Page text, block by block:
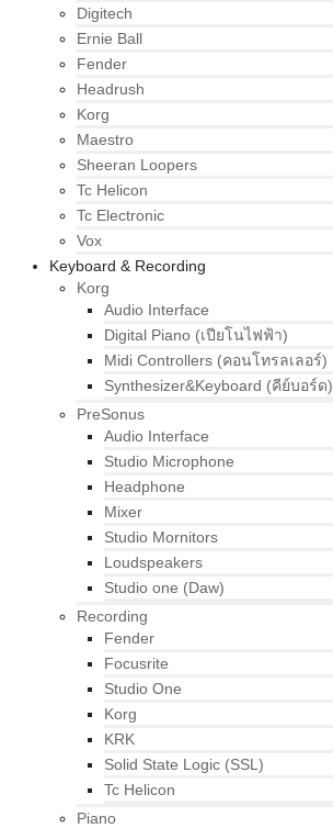
Digitech
Ernie Ball
Fender
Headrush
Korg
Maestro
Sheeran Loopers
Tc Helicon
Tc Electronic
Vox
Keyboard & Recording
Korg
Audio Interface
Digital Piano (เปียโนไฟฟ้า)
Midi Controllers (คอนโทรลเลอร์)
Synthesizer&Keyboard (คีย์บอร์ด)
PreSonus
Audio Interface
Studio Microphone
Headphone
Mixer
Studio Mornitors
Loudspeakers
Studio one (Daw)
Recording
Fender
Focusrite
Studio One
Korg
KRK
Solid State Logic (SSL)
Tc Helicon
Piano